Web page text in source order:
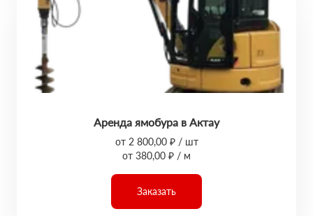
Аренда ямобура в Актау
от 2 800,00 ₽ / шт
от 380,00 ₽ / м
Заказать